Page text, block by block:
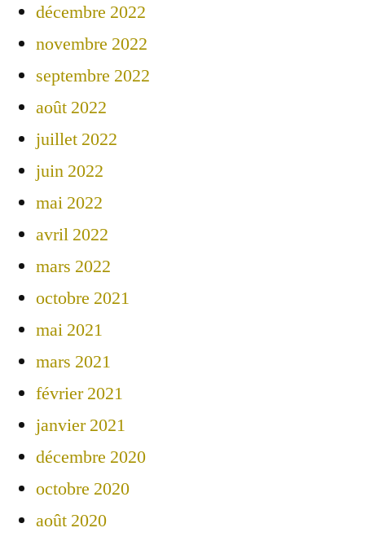
décembre 2022
novembre 2022
septembre 2022
août 2022
juillet 2022
juin 2022
mai 2022
avril 2022
mars 2022
octobre 2021
mai 2021
mars 2021
février 2021
janvier 2021
décembre 2020
octobre 2020
août 2020